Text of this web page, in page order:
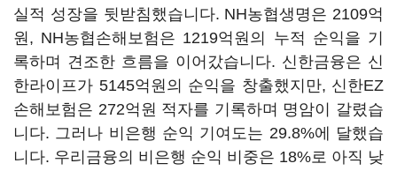
실적 성장을 뒷받침했습니다. NH농협생명은 2109억
원, NH농협손해보험은 1219억원의 누적 순익을 기
록하며 견조한 흐름을 이어갔습니다. 신한금융은 신
한라이프가 5145억원의 순익을 창출했지만, 신한EZ
손해보험은 272억원 적자를 기록하며 명암이 갈렸습
니다. 그러나 비은행 순익 기여도는 29.8%에 달했습
니다. 우리금융의 비은행 순익 비중은 18%로 아직 낮